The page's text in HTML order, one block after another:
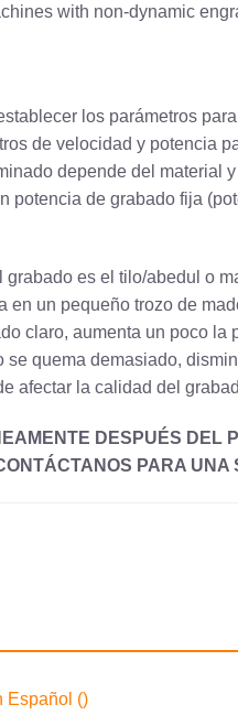
with non-dynamic
los parámetros
de velocidad y potencia
depende del material
potencia de grabado fija
grabado es el tilo/abedul o
en un pequeño trozo de
claro, aumenta un poco la
se quema demasiado,
afectar la calidad del
DESPUÉS DEL
PARA UNA
Español ()